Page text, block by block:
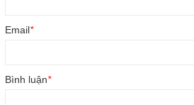
Email*
Bình luận*